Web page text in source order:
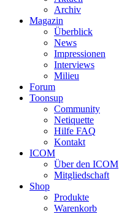
Archiv
Magazin
Überblick
News
Impressionen
Interviews
Milieu
Forum
Toonsup
Community
Netiquette
Hilfe FAQ
Kontakt
ICOM
Über den ICOM
Mitgliedschaft
Shop
Produkte
Warenkorb